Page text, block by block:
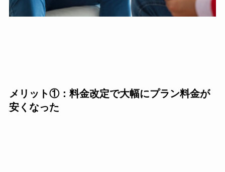
メリット①：料金改定で大幅にプラン料金が
安くなった